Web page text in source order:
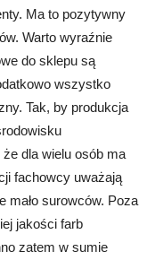
Ma to pozytywny
Warto wyraźnie
do sklepu są
wszystko
Tak, by produkcja
dla wielu osób ma
fachowcy uważają
mało surowców. Poza
jakości farb
zatem w sumie